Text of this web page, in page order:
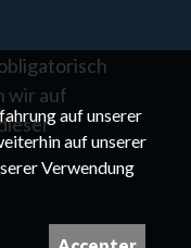
wir auf
auf unserer
auf unserer
Verwendung